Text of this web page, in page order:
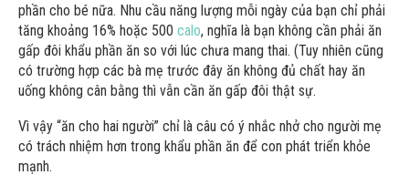
phần cho bé nữa. Nhu cầu năng lượng mỗi ngày của bạn chỉ phải
tăng khoảng 16% hoặc 500 calo, nghĩa là bạn không cần phải ăn
gấp đôi khẩu phần ăn so với lúc chưa mang thai. (Tuy nhiên cũng
có trường hợp các bà mẹ trước đây ăn không đủ chất hay ăn
uống không cân bằng thì vẫn cần ăn gấp đôi thật sự.
Vì vậy “ăn cho hai người” chỉ là câu có ý nhắc nhở cho người mẹ
có trách nhiệm hơn trong khẩu phần ăn để con phát triển khỏe
mạnh.